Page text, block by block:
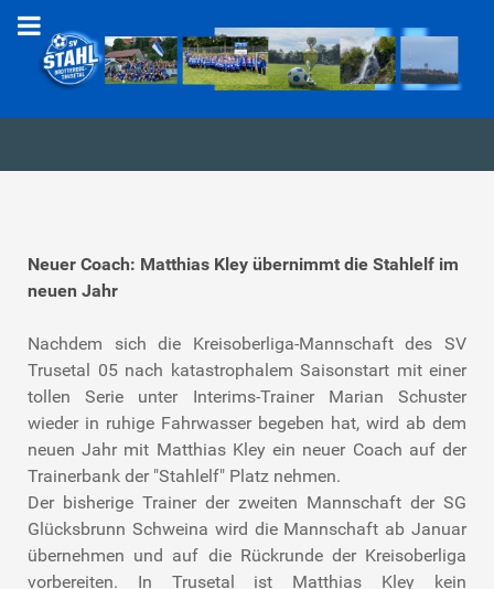
Neuer Coach: Matthias Kley übernimmt die Stahlelf im
neuen Jahr
Nachdem sich die Kreisoberliga-Mannschaft des SV
Trusetal 05 nach katastrophalem Saisonstart mit einer
tollen Serie unter Interims-Trainer Marian Schuster
wieder in ruhige Fahrwasser begeben hat, wird ab dem
neuen Jahr mit Matthias Kley ein neuer Coach auf der
Trainerbank der "Stahlelf" Platz nehmen.
Der bisherige Trainer der zweiten Mannschaft der SG
Glücksbrunn Schweina wird die Mannschaft ab Januar
übernehmen und auf die Rückrunde der Kreisoberliga
vorbereiten. In Trusetal ist Matthias Kley kein